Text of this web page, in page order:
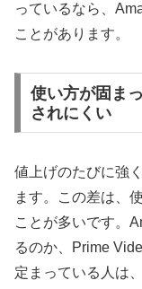
っているなら、
ことがあります。
使い方が固ま
されにくい
値上げのたびに強
ます。この差は、
ことが多いです。
るのか、Prime
定まっている人は